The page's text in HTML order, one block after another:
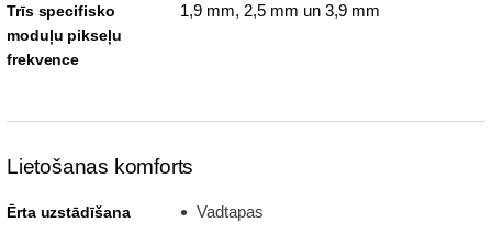
Trīs specifisko
moduļu pikseļu
frekvence
1,9 mm, 2,5 mm un 3,9 mm
Lietošanas komforts
Ērta uzstādīšana
Vadtapas